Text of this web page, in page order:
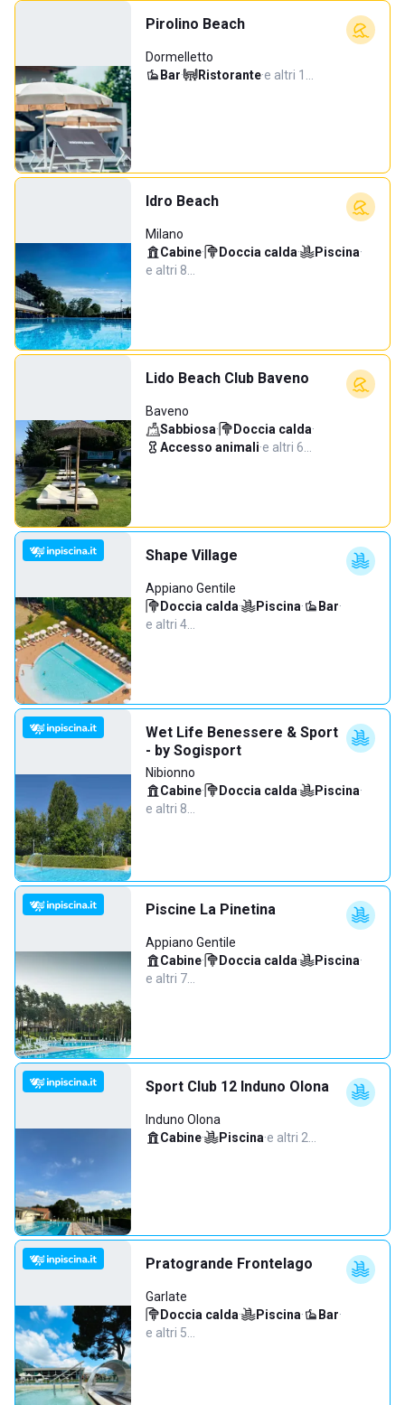
Pirolino Beach
Dormelletto
Bar· Ristorante·e altri 1…
Idro Beach
Milano
Cabine· Doccia calda· Piscina·
e altri 8…
Lido Beach Club Baveno
Baveno
Sabbiosa· Doccia calda·
Accesso animali·e altri 6…
Shape Village
Appiano Gentile
Doccia calda· Piscina· Bar·
e altri 4…
Wet Life Benessere & Sport
- by Sogisport
Nibionno
Cabine· Doccia calda· Piscina·
e altri 8…
Piscine La Pinetina
Appiano Gentile
Cabine· Doccia calda· Piscina·
e altri 7…
Sport Club 12 Induno Olona
Induno Olona
Cabine· Piscina·e altri 2…
Pratogrande Frontelago
Garlate
Doccia calda· Piscina· Bar·
e altri 5…